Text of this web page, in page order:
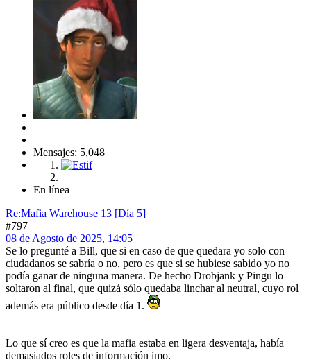
Mensajes: 5,048
En línea
Re:Mafia Warehouse 13 [Día 5]
#797
08 de Agosto de 2025, 14:05
Se lo pregunté a Bill, que si en caso de que quedara yo solo con
ciudadanos se sabría o no, pero es que si se hubiese sabido yo no
podía ganar de ninguna manera. De hecho Drobjank y Pingu lo
soltaron al final, que quizá sólo quedaba linchar al neutral, cuyo rol
además era público desde día 1.
Lo que sí creo es que la mafia estaba en ligera desventaja, había
demasiados roles de información imo.